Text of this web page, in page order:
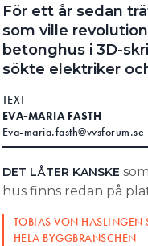
För ett år sedan
som ville
betonghus i 3D-
sökte elektriker
TEXT
EVA-MARIA FASTH
Eva-maria.fasth@vvsforum.se
DET LÅTER KANSKE
hus finns redan på
TOBIAS VON HASLINGEN
HELA BYGGBRANSCHEN